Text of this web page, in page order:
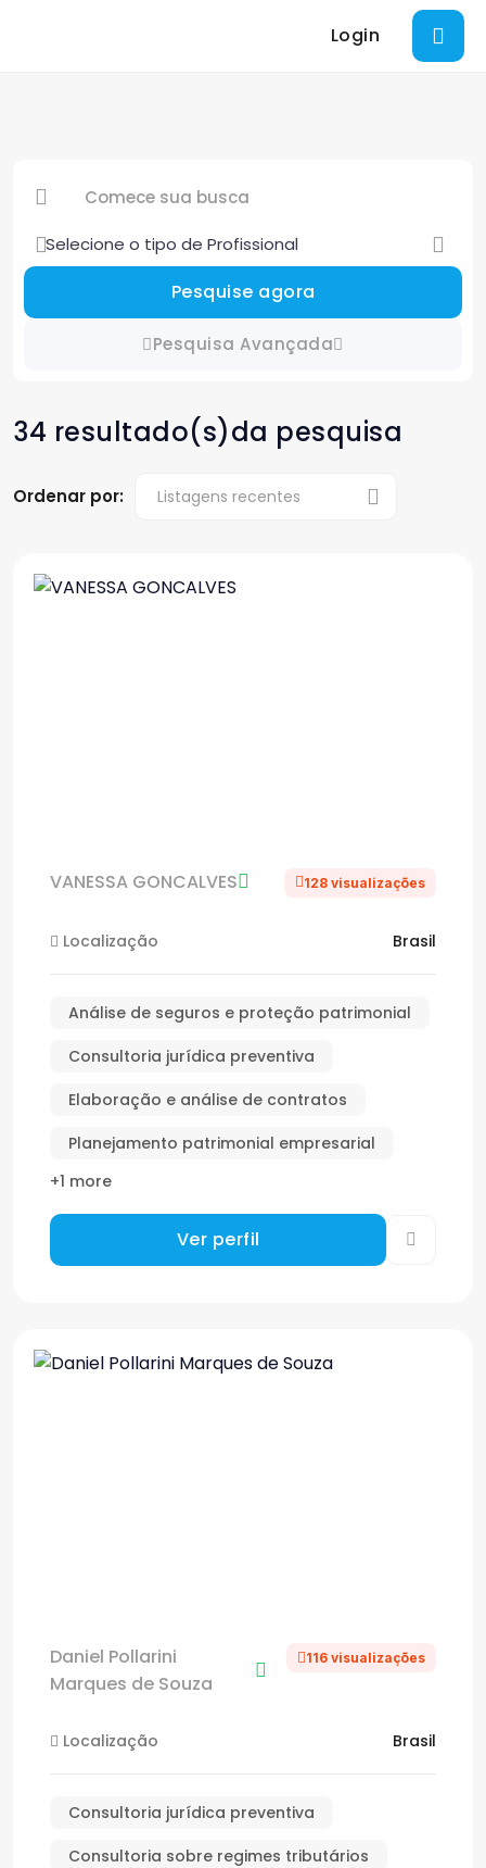
Login
Pesquise agora
Pesquisa Avançada
34 resultado(s)da pesquisa
Ordenar por:
VANESSA GONCALVES 128 visualizações
Localização Brasil
Análise de seguros e proteção patrimonial
Consultoria jurídica preventiva
Elaboração e análise de contratos
Planejamento patrimonial empresarial
+1 more
Ver perfil
Daniel Pollarini
Marques de Souza
116 visualizações
Localização Brasil
Consultoria jurídica preventiva
Consultoria sobre regimes tributários